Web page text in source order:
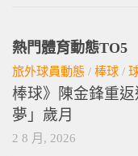
熱門體育動態TO5
旅外球員動態 / 棒球 /
棒球》陳金鋒重
夢」歲月
2 8 月, 2026